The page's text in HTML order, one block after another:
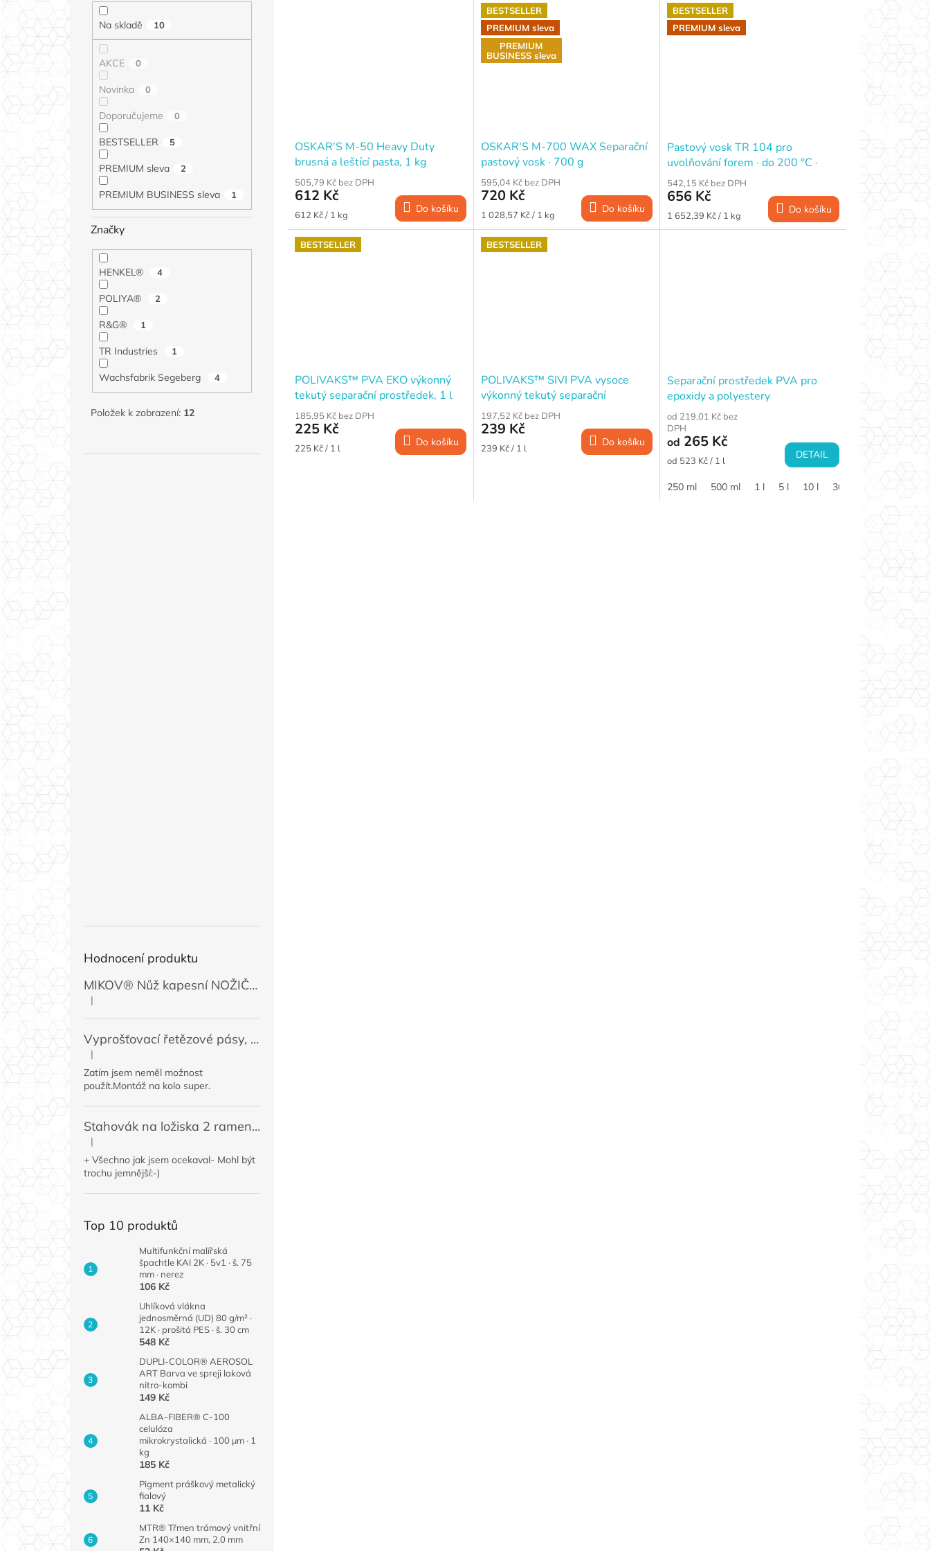
Na skladě 10
AKCE 0
Novinka 0
Doporučujeme 0
BESTSELLER 5
PREMIUM sleva 2
PREMIUM BUSINESS sleva 1
Značky
HENKEL® 4
POLIYA® 2
R&G® 1
TR Industries 1
Wachsfabrik Segeberg 4
Položek k zobrazení: 12
Hodnocení produktu
MIKOV® Nůž kapesní NOŽIČKA 131-NZn-1 zavírací, 74 mm
Hodnocení produktu je 5 z 5 hvězdiček.
|
Vyprošťovací řetězové pásy, 2 ks
Hodnocení produktu je 5 z 5 hvězdiček.
|
Zatím jsem neměl možnost
použít.Montáž na kolo super.
Stahovák na ložiska 2 ramenný MINI 50 / 60 mm
Hodnocení produktu je 4 z 5 hvězdiček.
|
+ Všechno jak jsem ocekaval- Mohl být
trochu jemnější:-)
Top 10 produktů
Multifunkční malířská
špachtle KAI 2K · 5v1 · š. 75
mm · nerez
106 Kč
Uhlíková vlákna
jednosměrná (UD) 80 g/m² ·
12K · prošitá PES · š. 30 cm
548 Kč
DUPLI-COLOR® AEROSOL
ART Barva ve spreji laková
nitro-kombi
149 Kč
ALBA-FIBER® C-100
celulóza
mikrokrystalická · 100 µm · 1
kg
185 Kč
Pigment práškový metalický
fialový
11 Kč
MTR® Třmen trámový vnitřní
Zn 140×140 mm, 2,0 mm
OSKAR'S M-50 Heavy Duty
brusná a leštící pasta, 1 kg
505,79 Kč bez DPH
612 Kč
Měrná
cena:
612 Kč / 1 kg Do košíku
BESTSELLER
PREMIUM sleva
PREMIUM
BUSINESS sleva
OSKAR'S M-700 WAX Separační
pastový vosk · 700 g
595,04 Kč bez DPH
720 Kč
Měrná
cena:
1 028,57 Kč / 1 kg Do košíku
BESTSELLER
PREMIUM sleva
Pastový vosk TR 104 pro
uvolňování forem · do 200 °C ·
397 g
542,15 Kč bez DPH
656 Kč
Měrná
cena:
1 652,39 Kč / 1 kg Do košíku
BESTSELLER
POLIVAKS™ PVA EKO výkonný
tekutý separační prostředek, 1 l
185,95 Kč bez DPH
225 Kč
Měrná
225 Kč / 1 l Do košíku
BESTSELLER
POLIVAKS™ SIVI PVA vysoce
výkonný tekutý separační
prostředek · 1 l
197,52 Kč bez DPH
239 Kč
Měrná
239 Kč / 1 l Do košíku
Separační prostředek PVA pro
epoxidy a polyestery
od 219,01 Kč bez
DPH
od 265 Kč
Měrná
od 523 Kč / 1 l DETAIL
250 ml 500 ml 1 l 5 l 10 l 30 l